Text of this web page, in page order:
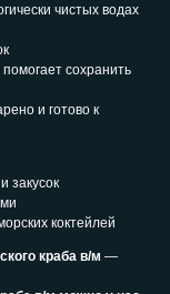
чистых водах
сохранить
и готово к
закусок
коктейлей
краба в/м —